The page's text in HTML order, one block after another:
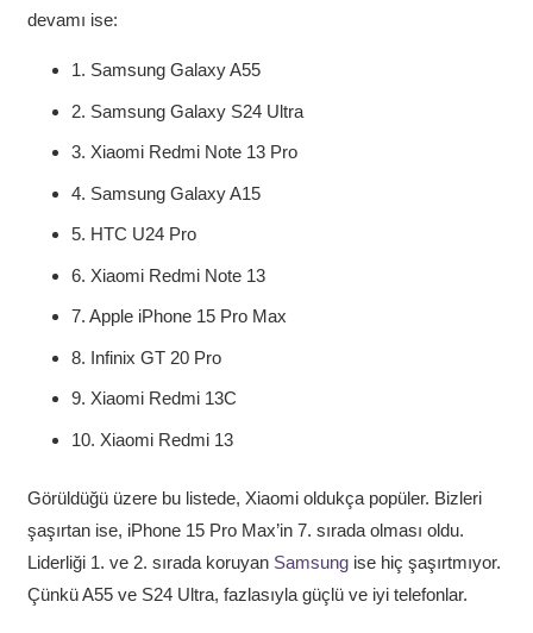
devamı ise:
1. Samsung Galaxy A55
2. Samsung Galaxy S24 Ultra
3. Xiaomi Redmi Note 13 Pro
4. Samsung Galaxy A15
5. HTC U24 Pro
6. Xiaomi Redmi Note 13
7. Apple iPhone 15 Pro Max
8. Infinix GT 20 Pro
9. Xiaomi Redmi 13C
10. Xiaomi Redmi 13
Görüldüğü üzere bu listede, Xiaomi oldukça popüler. Bizleri
şaşırtan ise, iPhone 15 Pro Max’in 7. sırada olması oldu.
Liderliği 1. ve 2. sırada koruyan Samsungise hiç şaşırtmıyor.
Çünkü A55 ve S24 Ultra, fazlasıyla güçlü ve iyi telefonlar.